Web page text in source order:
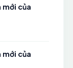
của
của